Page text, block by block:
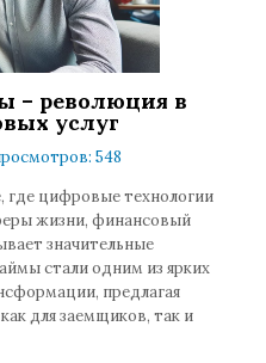
– революция в
услуг
548
где цифровые технологии
жизни, финансовый
значительные
стали одним из ярких
предлагая
для заемщиков, так и